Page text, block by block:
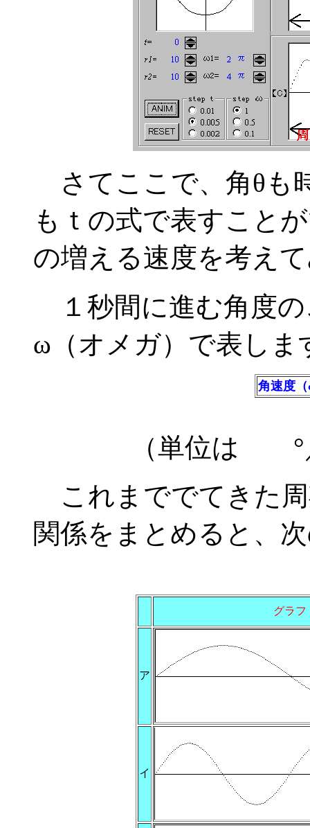
さてここで、角θも
もｔの式で表すこと
の増える速度を考え
１秒間に進む角度
ω（オメガ）で表しま
角速度
（単位は °
これまででてきた
関係をまとめると、
グラフ
ア
イ